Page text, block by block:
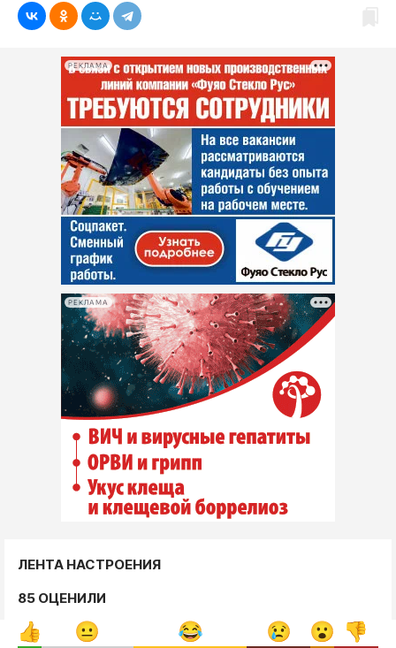
РЕКЛАМА
РЕКЛАМА
ЛЕНТА НАСТРОЕНИЯ
85 ОЦЕНИЛИ